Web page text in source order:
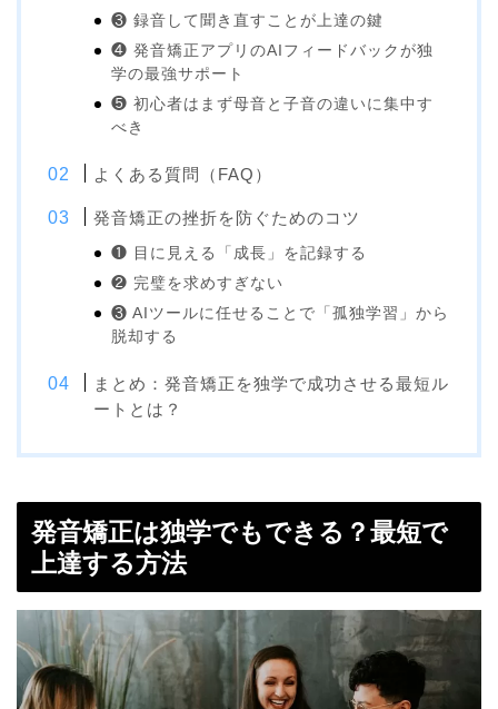
❸ 録音して聞き直すことが上達の鍵
❹ 発音矯正アプリのAIフィードバックが独
学の最強サポート
❺ 初心者はまず母音と子音の違いに集中す
べき
よくある質問（FAQ）
発音矯正の挫折を防ぐためのコツ
❶ 目に見える「成長」を記録する
❷ 完璧を求めすぎない
❸ AIツールに任せることで「孤独学習」から
脱却する
まとめ：発音矯正を独学で成功させる最短ル
ートとは？
発音矯正は独学でもできる？最短で
上達する方法